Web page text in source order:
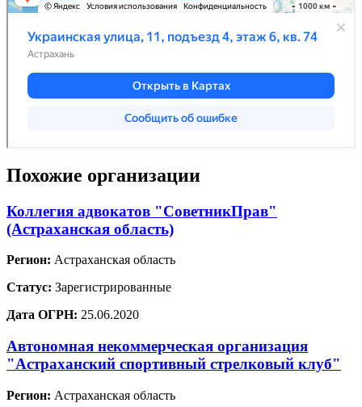
Похожие организации
Коллегия адвокатов "СоветникПрав"
(Астраханская область)
Регион: Астраханская область
Статус: Зарегистрированные
Дата ОГРН: 25.06.2020
Автономная некоммерческая организация
"Астраханский спортивный стрелковый клуб"
Регион: Астраханская область